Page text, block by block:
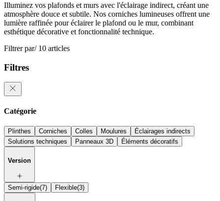
Illuminez vos plafonds et murs avec l'éclairage indirect, créant une
atmosphère douce et subtile. Nos corniches lumineuses offrent une
lumière raffinée pour éclairer le plafond ou le mur, combinant
esthétique décorative et fonctionnalité technique.
Filtrer par/ 10 articles
Filtres
Catégorie
Plinthes Corniches Colles Moulures
Éclairages indirects
Solutions techniques
Panneaux 3D Éléments décoratifs
Version
Semi-rigide(7) Flexible(3)